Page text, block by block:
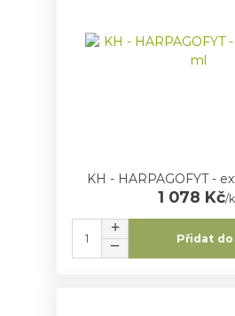
KH - HARPAGOFYT -
1 078 Kč/
Přidat